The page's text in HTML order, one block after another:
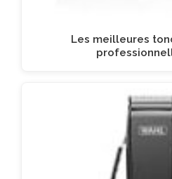
Les meilleures